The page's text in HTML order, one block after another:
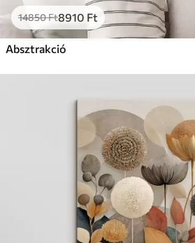
14850Ft8910 Ft
Absztrakció